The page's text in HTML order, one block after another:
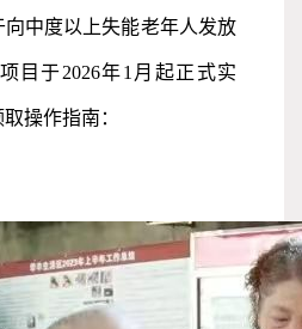
向中度以上失能老年人发放
目于2026年1月起正式实
操作指南：